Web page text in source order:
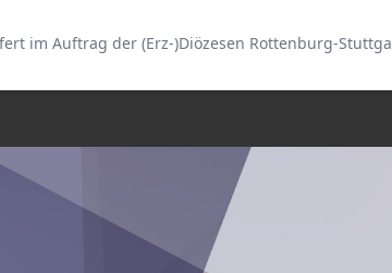
im Auftrag der (Erz-)Diözesen Rottenburg-